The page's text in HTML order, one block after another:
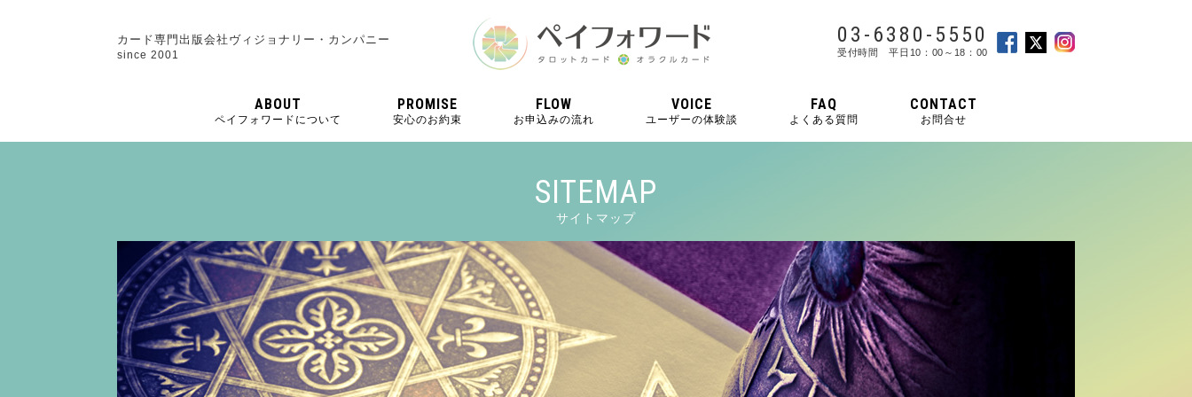
カード専門出版会社ヴィジョナリー・カンパニー
since 2001
03-6380-5550
受付時間 平日10：00～18：00
ABOUT
ペイフォワードについて
PROMISE
安心のお約束
FLOW
お申込みの流れ
VOICE
ユーザーの体験談
FAQ
よくある質問
CONTACT
お問合せ
SITEMAP
サイトマップ